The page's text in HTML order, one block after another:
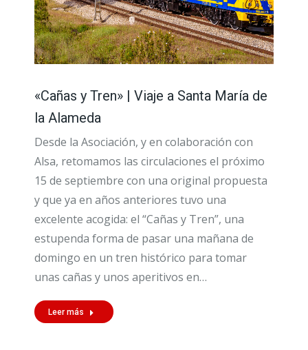
«Cañas y Tren» | Viaje a Santa María de
la Alameda
Desde la Asociación, y en colaboración con
Alsa, retomamos las circulaciones el próximo
15 de septiembre con una original propuesta
y que ya en años anteriores tuvo una
excelente acogida: el “Cañas y Tren”, una
estupenda forma de pasar una mañana de
domingo en un tren histórico para tomar
unas cañas y unos aperitivos en…
Leer más